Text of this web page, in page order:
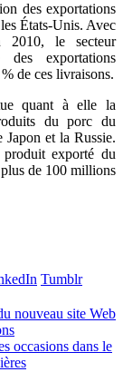
des exportations
États-Unis. Avec
2010, le secteur
exportations
de ces livraisons.
quant à elle la
du porc du
et la Russie.
exporté du
de 100 millions
Tumblr
nouveau site Web
occasions dans le